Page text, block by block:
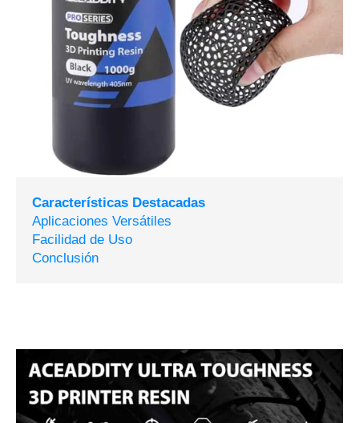
Características Destacadas
Aplicaciones Versátiles
Facilidad de Uso
Conclusión